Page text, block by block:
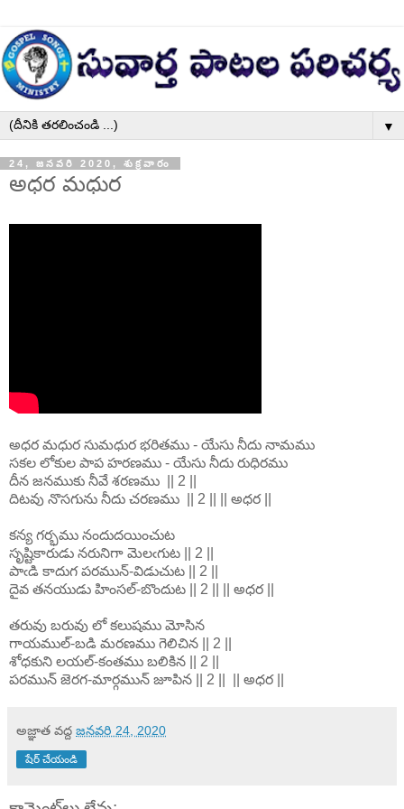
▼
24, జనవరి 2020, శుక్రవారం
అధర మధుర
అధర మధుర సుమధుర భరితము - యేసు నీదు నామము
సకల లోకుల పాప హరణము - యేసు నీదు రుధిరము
దీన జనముకు నీవే శరణము || 2 ||
దిటవు నొసగును నీదు చరణము || 2 || || అధర ||
కన్య గర్భము నందుదయించుట
సృష్టికారుడు నరునిగా మెలఁగుట || 2 ||
పాఁడి కాదుగ పరమున్-విడుచుట || 2 ||
దైవ తనయుడు హింసల్-బొందుట || 2 || || అధర ||
తరువు బరువు లో కలుషము మోసిన
గాయముల్-బడి మరణము గెలిచిన || 2 ||
శోధకుని లయల్-కంతము బలికిన || 2 ||
పరమున్ జెరగ-మార్గమున్ జూపిన || 2 || || అధర ||
అజ్ఞాత వద్ద జనవరి 24, 2020
షేర్ చేయండి